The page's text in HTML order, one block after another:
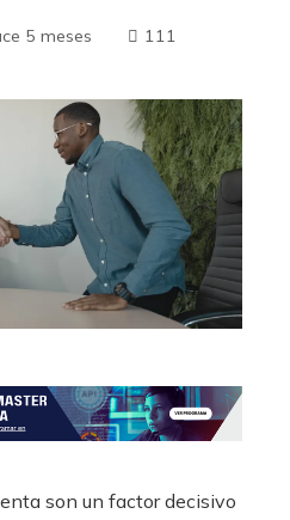
5 meses 111
son un factor decisivo